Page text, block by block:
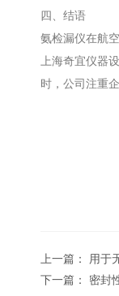
四、结语
氨检漏仪在航
上海奇宜仪器
时，公司注重
上一篇：
用于
下一篇： 密封